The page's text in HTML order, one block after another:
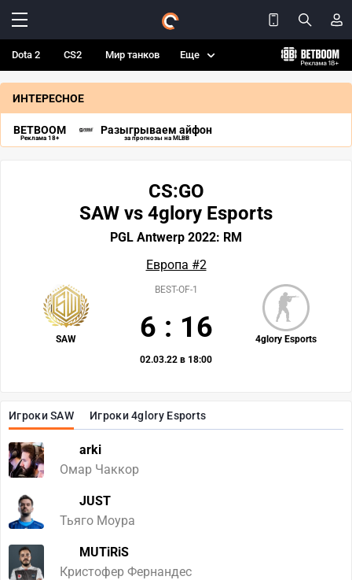
Dota 2 CS2 Мир танков Еще
ИНТЕРЕСНОЕ
BETBOOM
Реклама 18+
Разыгрываем айфон
за прогнозы на MLBB
Игроки SAW Игроки 4glory Esports
arki
Омар Чаккор
JUST
Тьяго Моура
MUTiRiS
Кристофер Фернандес
CS:GO
SAW vs 4glory Esports
PGL Antwerp 2022: RM
Европа #2
SAW 4glory Esports
BEST-OF-1
6 : 16
02.03.22 в 18:00